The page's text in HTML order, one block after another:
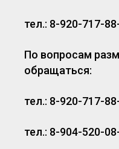
тел.: 8-920-717-
По вопросам
обращаться:
тел.: 8-920-717-
тел.: 8-904-520-